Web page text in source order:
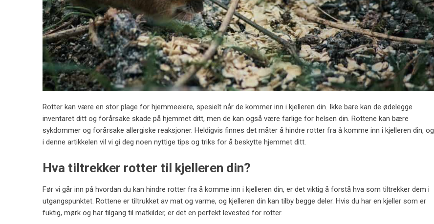
Rotter kan være en stor plage for hjemmeeiere, spesielt når de kommer inn i kjelleren din. Ikke bare kan de ødelegge
inventaret ditt og forårsake skade på hjemmet ditt, men de kan også være farlige for helsen din. Rottene kan bære
sykdommer og forårsake allergiske reaksjoner. Heldigvis finnes det måter å hindre rotter fra å komme inn i kjelleren din, og
i denne artikkelen vil vi gi deg noen nyttige tips og triks for å beskytte hjemmet ditt.
Hva tiltrekker rotter til kjelleren din?
Før vi går inn på hvordan du kan hindre rotter fra å komme inn i kjelleren din, er det viktig å forstå hva som tiltrekker dem i
utgangspunktet. Rottene er tiltrukket av mat og varme, og kjelleren din kan tilby begge deler. Hvis du har en kjeller som er
fuktig, mørk og har tilgang til matkilder, er det en perfekt levested for rotter.